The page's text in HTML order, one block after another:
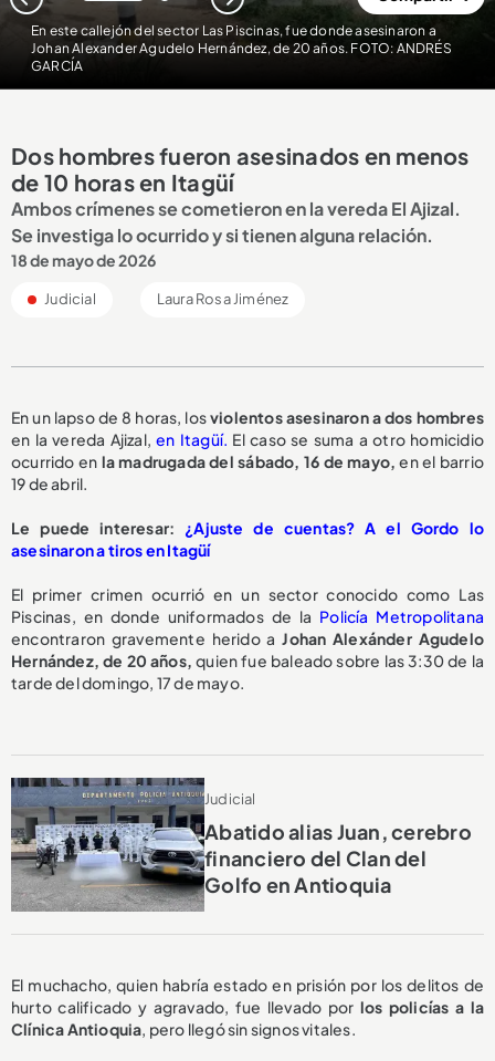
En este callejón del sector Las Piscinas, fue donde asesinaron a
Johan Alexander Agudelo Hernández, de 20 años. FOTO: ANDRÉS
GARCÍA
Dos hombres fueron asesinados en menos
de 10 horas en Itagüí
Ambos crímenes se cometieron en la vereda El Ajizal.
Se investiga lo ocurrido y si tienen alguna relación.
18 de mayo de 2026
Judicial Laura Rosa Jiménez
En un lapso de 8 horas, losviolentos asesinaron a dos hombres
en la vereda Ajizal,en Itagüí. El caso se suma a otro homicidio
ocurrido en la madrugada del sábado, 16 de mayo,en el barrio
19 de abril.
Le puede interesar: ¿Ajuste de cuentas? A el Gordo lo
asesinaron a tiros en Itagüí
El primer crimen ocurrió en un sector conocido como Las
Piscinas, en donde uniformados de la Policía Metropolitana
encontraron gravemente herido aJohan Alexánder Agudelo
Hernández, de 20 años, quien fue baleado sobre las 3:30 de la
tarde del domingo, 17 de mayo.
Judicial
Abatido alias Juan, cerebro
financiero del Clan del
Golfo en Antioquia
El muchacho, quien habría estado en prisión por los delitos de
hurto calificado y agravado, fue llevado por los policías a la
Clínica Antioquia , pero llegó sin signos vitales.